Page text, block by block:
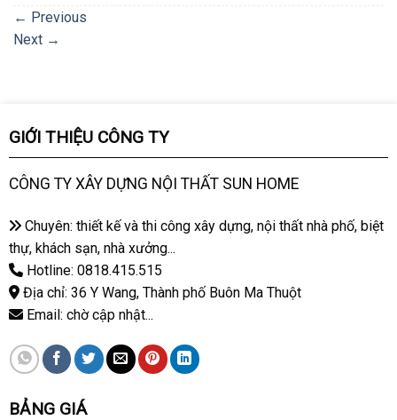
← Previous
Next →
GIỚI THIỆU CÔNG TY
CÔNG TY XÂY DỰNG NỘI THẤT SUN HOME
Chuyên: thiết kế và thi công xây dựng, nội thất nhà phố, biệt
thự, khách sạn, nhà xưởng...
Hotline: 0818.415.515
Địa chỉ: 36 Y Wang, Thành phố Buôn Ma Thuột
Email: chờ cập nhật...
BẢNG GIÁ